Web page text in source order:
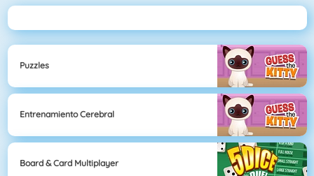
Puzzles
Entrenamiento Cerebral
Board & Card Multiplayer